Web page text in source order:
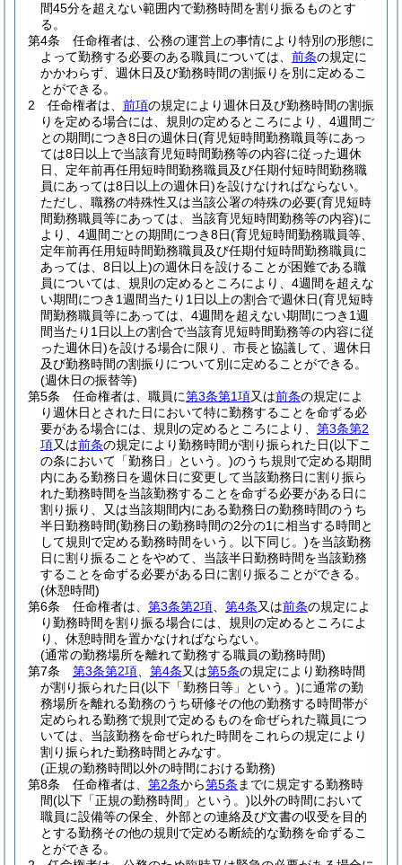
間45分を超えない範囲内で勤務時間を割り振るものとす
る。
第4条
任命権者は、公務の運営上の事情により特別の形態に
よって勤務する必要のある職員については、 前条の規定に
かかわらず、週休日及び勤務時間の割振りを別に定めるこ
とができる。
2
任命権者は、 前項の規定により週休日及び勤務時間の割振
りを定める場合には、規則の定めるところにより、4週間ご
との期間につき8日の週休日(育児短時間勤務職員等にあっ
ては8日以上で当該育児短時間勤務等の内容に従った週休
日、定年前再任用短時間勤務職員及び任期付短時間勤務職
員にあっては8日以上の週休日)を設けなければならない。
ただし、職務の特殊性又は当該公署の特殊の必要(育児短時
間勤務職員等にあっては、当該育児短時間勤務等の内容)に
より、4週間ごとの期間につき8日(育児短時間勤務職員等、
定年前再任用短時間勤務職員及び任期付短時間勤務職員に
あっては、8日以上)の週休日を設けることが困難である職
員については、規則の定めるところにより、4週間を超えな
い期間につき1週間当たり1日以上の割合で週休日(育児短時
間勤務職員等にあっては、4週間を超えない期間につき1週
間当たり1日以上の割合で当該育児短時間勤務等の内容に従
った週休日)を設ける場合に限り、市長と協議して、週休日
及び勤務時間の割振りについて別に定めることができる。
(週休日の振替等)
第5条
任命権者は、職員に第3条第1項又は前条の規定によ
り週休日とされた日において特に勤務することを命ずる必
要がある場合には、規則の定めるところにより、 第3条第2
項又は前条の規定により勤務時間が割り振られた日(以下こ
の条において「勤務日」という。)のうち規則で定める期間
内にある勤務日を週休日に変更して当該勤務日に割り振ら
れた勤務時間を当該勤務することを命ずる必要がある日に
割り振り、又は当該期間内にある勤務日の勤務時間のうち
半日勤務時間(勤務日の勤務時間の2分の1に相当する時間と
して規則で定める勤務時間をいう。以下同じ。)を当該勤務
日に割り振ることをやめて、当該半日勤務時間を当該勤務
することを命ずる必要がある日に割り振ることができる。
(休憩時間)
第6条
任命権者は、 第3条第2項 第4条又は前条の規定によ
り勤務時間を割り振る場合には、規則の定めるところによ
り、休憩時間を置かなければならない。
(通常の勤務場所を離れて勤務する職員の勤務時間)
第7条
第3条第2項 第4条又は第5条の規定により勤務時間
が割り振られた日(以下「勤務日等」という。)に通常の勤
務場所を離れる勤務のうち研修その他の勤務する時間帯が
定められる勤務で規則で定めるものを命ぜられた職員につ
いては、当該勤務を命ぜられた時間をこれらの規定により
割り振られた勤務時間とみなす。
(正規の勤務時間以外の時間における勤務)
第8条
任命権者は、 第2条から第5条 までに規定する勤務時
間(以下「正規の勤務時間」という。)以外の時間において
職員に設備等の保全、外部との連絡及び文書の収受を目的
とする勤務その他の規則で定める断続的な勤務を命ずるこ
とができる。